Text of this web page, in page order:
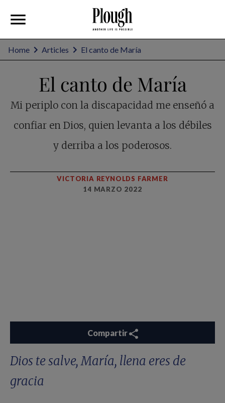
Home Articles El canto de María
El canto de María
Mi periplo con la discapacidad me enseñó a
confiar en Dios, quien levanta a los débiles
y derriba a los poderosos.
VICTORIA REYNOLDS FARMER
14 MARZO 2022
Compartir
Dios te salve, María, llena eres de
gracia